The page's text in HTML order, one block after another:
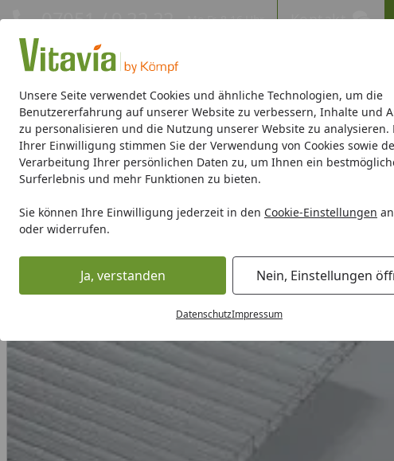
Unsere Seite verwendet Cookies und ähnliche Technologien, um die
Benutzererfahrung auf unserer Website zu verbessern, Inhalte und
zu personalisieren und die Nutzung unserer Website zu analysieren.
Ihrer Einwilligung stimmen Sie der Verwendung von Cookies sowie
Verarbeitung Ihrer persönlichen Daten zu, um Ihnen ein
Surferlebnis und mehr Funktionen zu bieten.
Sie können Ihre Einwilligung jederzeit in den Cookie-Einstellungen
oder widerrufen.
Ja, verstanden Nein, Einstellungen
DatenschutzImpressum
07051 / 9 22 22 Mo-Fr. 8-16 Uhr Kontakt
Gewächshäuser Gewächshaus-Zubehör Hochbeete/Frühbeete
Gewächshaus-Zubehör
Ersatz Scheiben & Hohlkammerplatten
Vitavia 4 mm Ersatz Hohlkammerplatte (Mars, Merkur, Meridian 1